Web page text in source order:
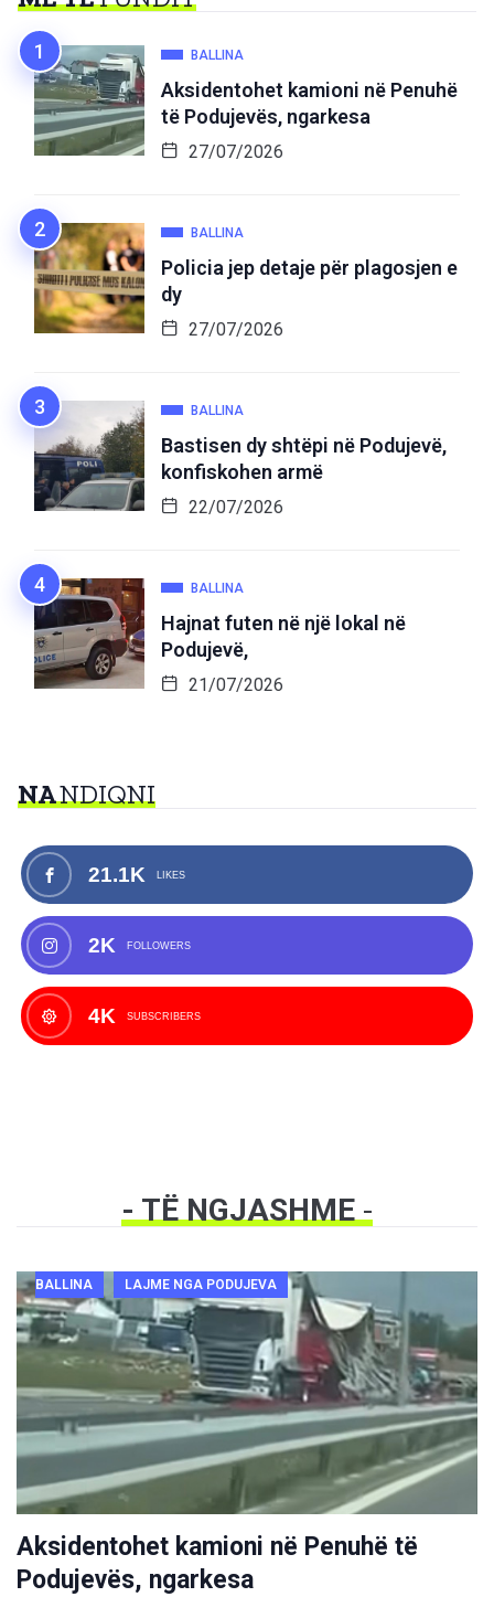
BALLINA
Aksidentohet kamioni në Penuhë
të Podujevës, ngarkesa
27/07/2026
BALLINA
Policia jep detaje për plagosjen e
dy
27/07/2026
BALLINA
Bastisen dy shtëpi në Podujevë,
konfiskohen armë
22/07/2026
BALLINA
Hajnat futen në një lokal në
Podujevë,
21/07/2026
NANDIQNI
21.1K LIKES
2K FOLLOWERS
4K SUBSCRIBERS
- TË NGJASHME-
BALLINA LAJME NGA PODUJEVA
Aksidentohet kamioni në Penuhë të
Podujevës, ngarkesa